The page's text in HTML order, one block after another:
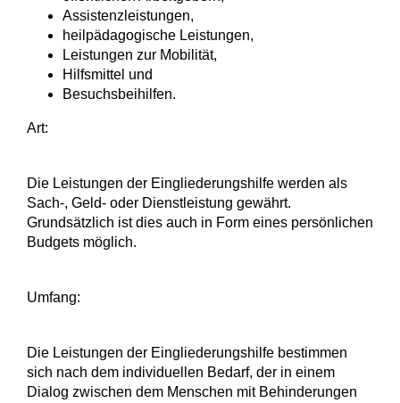
Assistenzleistungen,
heilpädagogische Leistungen,
Leistungen zur Mobilität,
Hilfsmittel und
Besuchsbeihilfen.
Art:
Die Leistungen der Eingliederungshilfe werden als
Sach-, Geld- oder Dienstleistung gewährt.
Grundsätzlich ist dies auch in Form eines persönlichen
Budgets möglich.
Umfang:
Die Leistungen der Eingliederungshilfe bestimmen
sich nach dem individuellen Bedarf, der in einem
Dialog zwischen dem Menschen mit Behinderungen